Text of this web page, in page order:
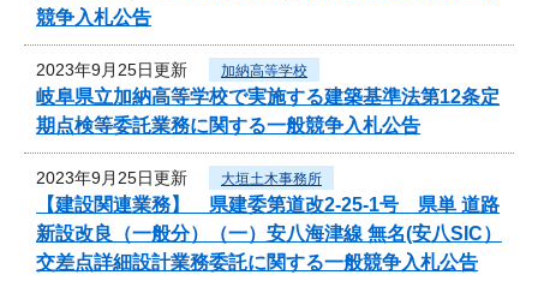
競争入札公告
2023年9月25日更新 加納高等学校
岐阜県立加納高等学校で実施する建築基準法第12条定
期点検等委託業務に関する一般競争入札公告
2023年9月25日更新 大垣土木事務所
【建設関連業務】 県建委第道改2-25-1号 県単 道路
新設改良（一般分）（一）安八海津線 無名(安八SIC）
交差点詳細設計業務委託に関する一般競争入札公告